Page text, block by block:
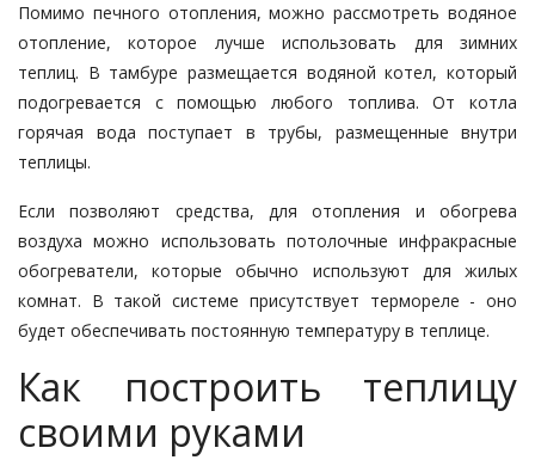
Помимо печного отопления, можно рассмотреть водяное
отопление, которое лучше использовать для зимних
теплиц. В тамбуре размещается водяной котел, который
подогревается с помощью любого топлива. От котла
горячая вода поступает в трубы, размещенные внутри
теплицы.
Если позволяют средства, для отопления и обогрева
воздуха можно использовать потолочные инфракрасные
обогреватели, которые обычно используют для жилых
комнат. В такой системе присутствует термореле - оно
будет обеспечивать постоянную температуру в теплице.
Как построить теплицу
своими руками